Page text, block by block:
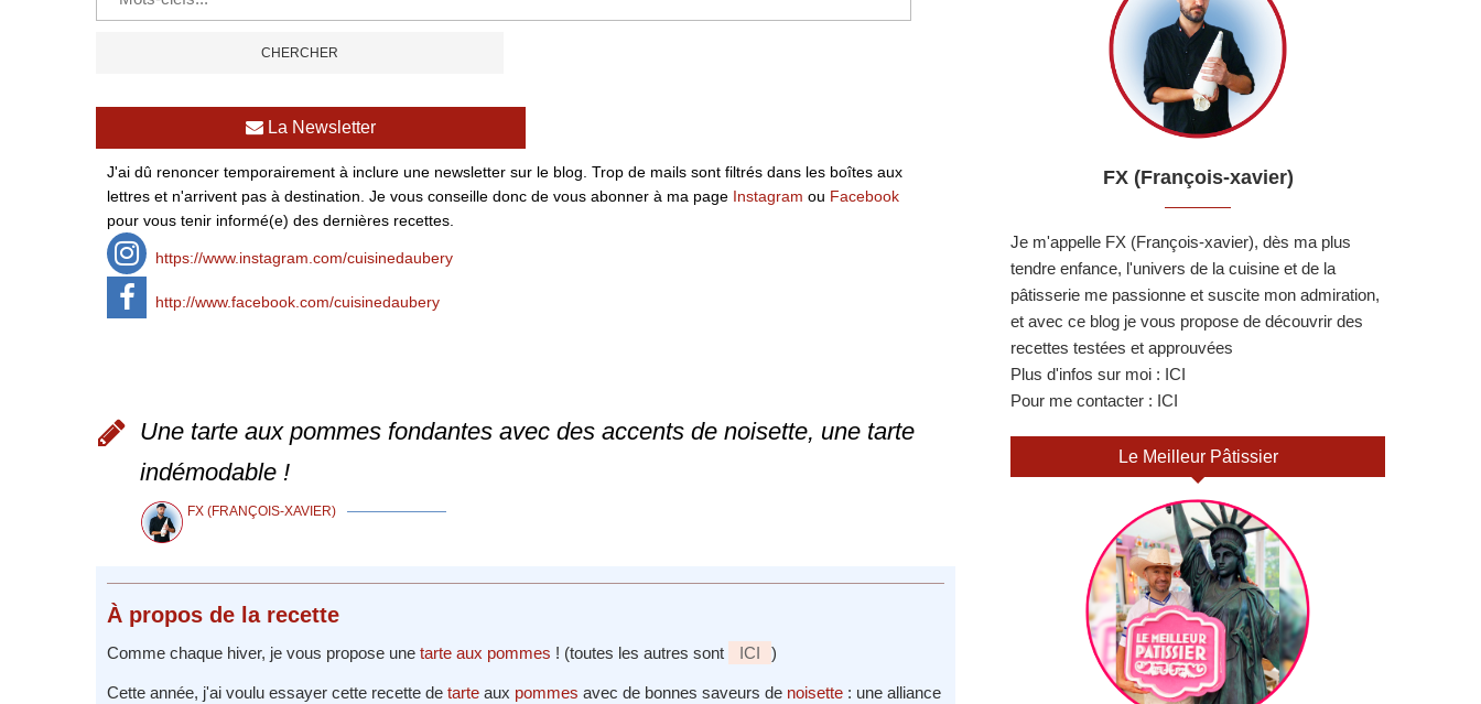
La Newsletter
J'ai dû renoncer temporairement à inclure une newsletter sur le blog. Trop de mails sont filtrés dans les boîtes aux
lettres et n'arrivent pas à destination. Je vous conseille donc de vous abonner à ma page Instagram ou Facebook
pour vous tenir informé(e) des dernières recettes.
https://www.instagram.com/cuisinedaubery
http://www.facebook.com/cuisinedaubery
Une tarte aux pommes fondantes avec des accents de noisette, une tarte
indémodable !
FX (FRANÇOIS-XAVIER)
À propos de la recette
Comme chaque hiver, je vous propose une tarte aux pommes ! (toutes les autres sont ICI )
Cette année, j'ai voulu essayer cette recette de tarte aux pommes avec de bonnes saveurs de noisette : une alliance
FX (François-xavier)
Je m'appelle FX (François-xavier), dès ma plus
tendre enfance, l'univers de la cuisine et de la
pâtisserie me passionne et suscite mon admiration,
et avec ce blog je vous propose de découvrir des
recettes testées et approuvées
Plus d'infos sur moi : ICI
Pour me contacter : ICI
Le Meilleur Pâtissier